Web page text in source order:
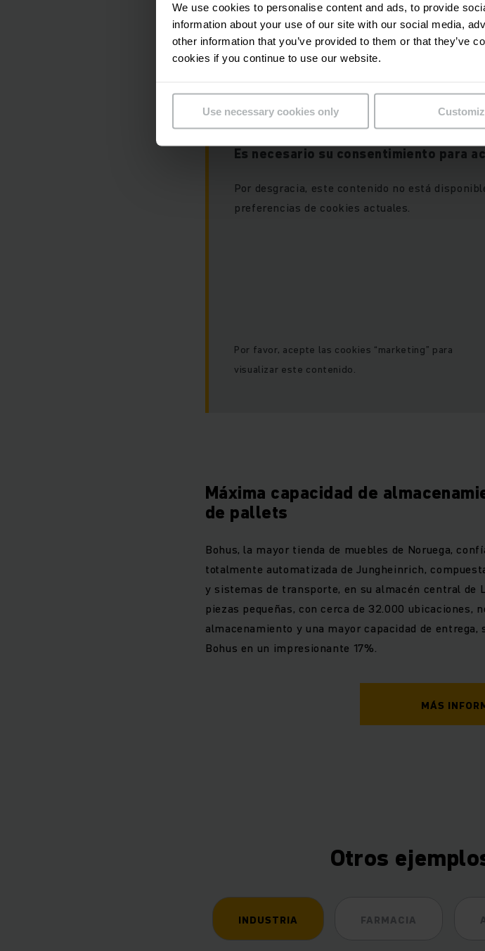
We use cookies to personalise content and ads, to provide
information about your use of our site with our social media,
other information that you’ve provided to them or that they’ve
cookies if you continue to use our website.
Use necessary cookies only
Sistema automatizado
Es necesario su consentimiento para
Por desgracia, este contenido no está
preferencias de cookies actuales.
Por favor, acepte las cookies “marketing” para
visualizar este contenido.
Máxima capacidad de
de pallets
Bohus, la mayor tienda de muebles de Noruega,
totalmente automatizada de Jungheinrich,
y sistemas de transporte, en su almacén central
piezas pequeñas, con cerca de 32.000 ubicaciones,
almacenamiento y una mayor capacidad de
Bohus en un impresionante 17%.
MÁS
Otros
INDUSTRIA FARMACIA